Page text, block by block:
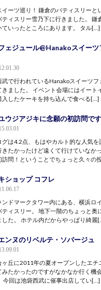
イーツ巡り！ 鎌倉のパティスリーと
ティスリー雪乃下に行きました。 鎌
ていったところにあります。 タル[…]
ェジュール@Hanakoスイー
武で行われているHanakoスイーツフ
きました。 イベント会場にはイート
入したケーキを持ち込んで食べる[…]
ウジアジキに念願の初訪問です
グは4.2点、もはやカルト的な人気を
きたかったけど遠くて行けていなか
訪問！ということでちょっと久々の
ショップ コフレ
ンドマークタワー内にある、横浜ロ
ティスリー。 地下一階のちょっと奥
した。 ホテル内だからやっぱり綺麗
ンヌのリベルテ・ソバージュ
ヶ丘に2011年の夏オープンしたエチ
みたかったのですがなかなか行く機
今回は池袋西武に催事出店してい[…]